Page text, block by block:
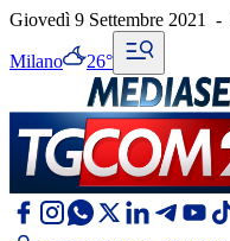
Giovedì 9 Settembre 2021 -
Milano 26°